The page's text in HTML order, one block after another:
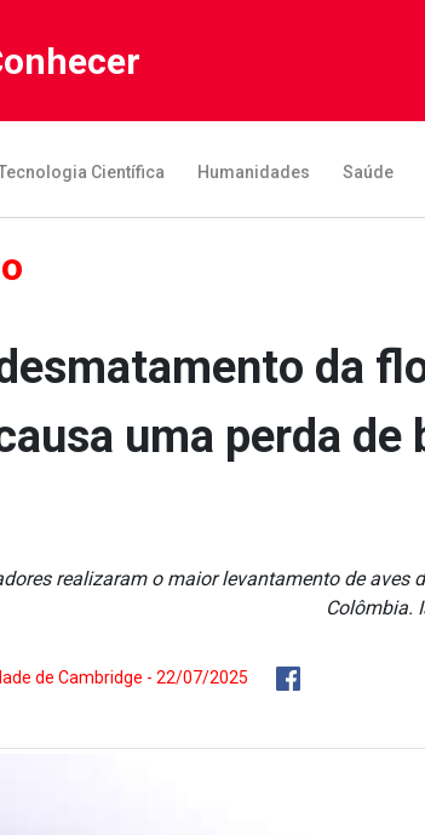
Científica Humanidades Saúde
da
uma perda
realizaram o maior levantamento de aves
Colômbia.
de Cambridge - 22/07/2025